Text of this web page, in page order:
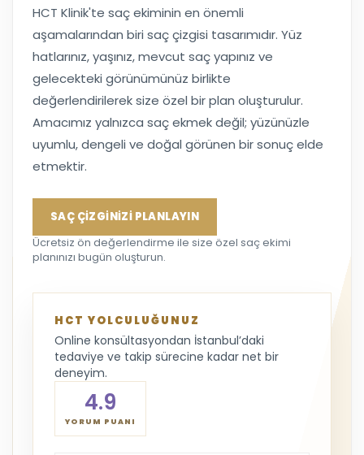
HCT Klinik'te saç ekiminin en önemli
aşamalarından biri saç çizgisi tasarımıdır. Yüz
hatlarınız, yaşınız, mevcut saç yapınız ve
gelecekteki görünümünüz birlikte
değerlendirilerek size özel bir plan oluşturulur.
Amacımız yalnızca saç ekmek değil; yüzünüzle
uyumlu, dengeli ve doğal görünen bir sonuç elde
etmektir.
SAÇ ÇİZGİNİZİ PLANLAYIN
Ücretsiz ön değerlendirme ile size özel saç ekimi
planınızı bugün oluşturun.
HCT YOLCULUĞUNUZ
Online konsültasyondan İstanbul’daki
tedaviye ve takip sürecine kadar net bir
deneyim.
4.9
YORUM PUANI